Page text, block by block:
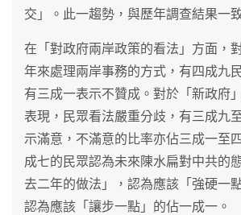
交」。此一趨勢，與歷年調查結果一
在「對政府兩岸政策的看法」方面，
年來處理兩岸事務的方式，有四成九
有三成一表示不贊成。對於「新政府
表現，民眾看法嚴重分歧，有三成九
示滿意，不滿意的比率亦佔三成一至
成七的民眾認為未來陳水扁對中共的
去二年的做法」，認為應該「強硬一
認為應該「讓步一點」的佔一成一。